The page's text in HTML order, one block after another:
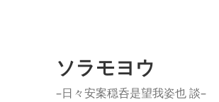
ソラモヨウ
–日々安案穏呑是望我姿也 談–